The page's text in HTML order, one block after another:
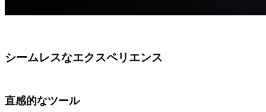
シームレスなエクスペリエンス
直感的なツール